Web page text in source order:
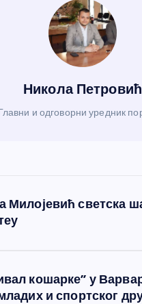
Никола Петровић
и одговорни уредник
Милојевић светска
кошарке” у
и спортског